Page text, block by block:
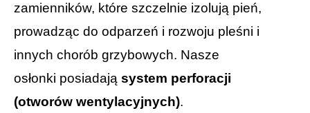
zamienników, które szczelnie izolują pień,
prowadząc do odparzeń i rozwoju pleśni i
innych chorób grzybowych. Nasze
osłonki posiadają system perforacji
(otworów wentylacyjnych).